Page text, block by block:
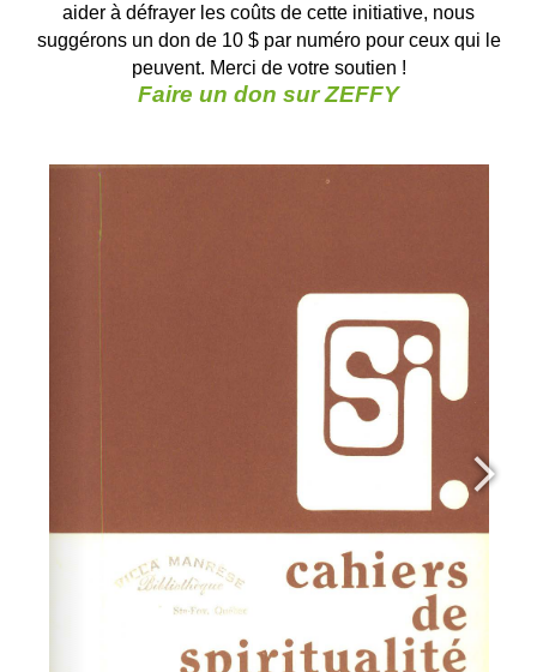
aider à défrayer les coûts de cette initiative, nous
suggérons un don de 10 $ par numéro pour ceux qui le
peuvent. Merci de votre soutien !
Faire un don sur ZEFFY